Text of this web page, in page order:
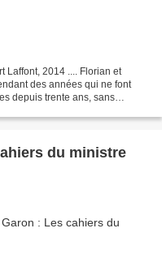
Laffont, 2014 .... Florian et
des années qui ne font
depuis trente ans, sans
du ministre